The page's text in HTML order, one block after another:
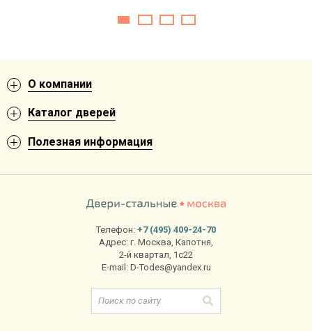
О компании
Каталог дверей
Полезная информация
Телефон: +7 (495) 409-24-70
Адрес: г. Москва, Капотня,
2-й квартал, 1с22
E-mail: D-Todes@yandex.ru